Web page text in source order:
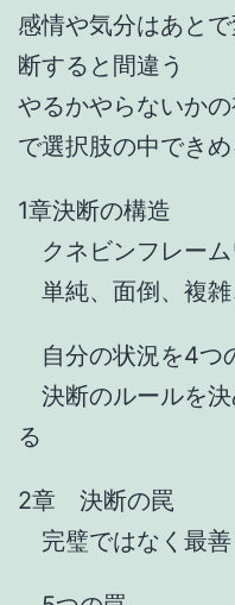
感情や気分はあと
断すると間違う
やるかやらないか
で選択肢の中できめ
1章決断の構造
クネビンフレーム
単純、面倒、複雑
自分の状況を4つ
決断のルールを決
る
2章 決断の罠
完璧ではなく最